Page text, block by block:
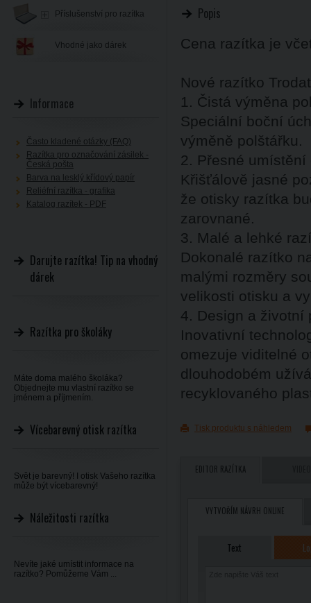
Popis
Cena razítka je
Nové razítko
1. Čistá výměna
Speciální boční
výměně polštářku.
2. Přesné
Křišťálově jasné
že otisky razítka
zarovnané.
3. Malé a lehké
Dokonalé razítko
malými rozměry
velikosti otisku a
4. Design a životní
Inovativní
omezuje viditelné
dlouhodobém
recyklovaného
Tisk produktu s náhledem
EDITOR RAZÍTKA
VYTVOŘÍM NÁVRH ONLINE
Text
Příslušenství pro razítka
Vhodné jako dárek
Informace
Často kladené otázky (FAQ)
Razítka pro označování zásilek -
Česká pošta
Barva na lesklý křídový papír
Reliéfní razítka - grafika
Katalog razítek - PDF
Darujte razítka! Tip na vhodný
dárek
Razítka pro školáky
Máte doma malého školáka?
Objednejte mu vlastní razítko se
jménem a příjmením.
Vícebarevný otisk razítka
Svět je barevný! I otisk Vašeho razítka
může být vícebarevný!
Náležitosti razítka
Nevíte jaké umístit informace na
razítko? Pomůžeme Vám ...